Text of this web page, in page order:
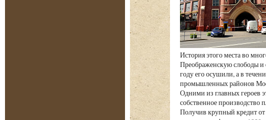
История этого места во
Преображенскую слободы и
году его осушили, а в
промышленных районов
Одними из главных героев
собственное производство
Получив крупный кредит